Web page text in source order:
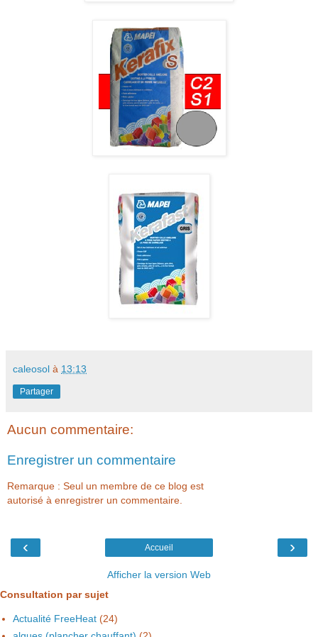
caleosol à 13:13
Partager
Aucun commentaire:
Enregistrer un commentaire
Remarque : Seul un membre de ce blog est
autorisé à enregistrer un commentaire.
‹ ›
Accueil
Afficher la version Web
Consultation par sujet
Actualité FreeHeat (24)